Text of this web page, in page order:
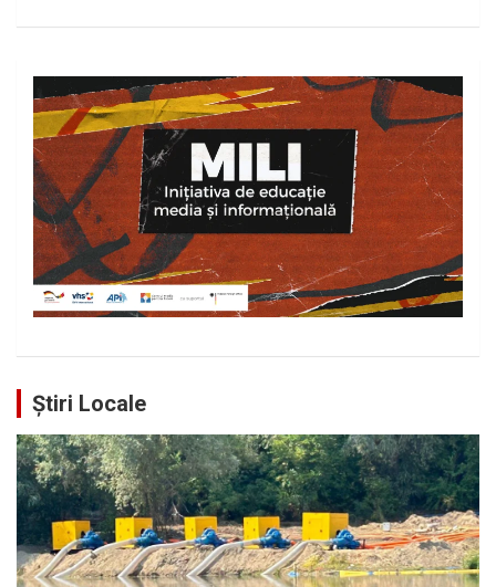
Știri Locale